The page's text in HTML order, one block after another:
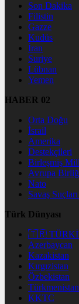
Son Dakika
Filistin
Gazze
Kudüs
İran
Suriye
Lübnan
Yemen
HABER 02
Orta Doğu
İsrail
Amerika
Destekçileri
Birleşmiş
Avrupa
Nato
Savaş
Türk Dünyası
🇹🇷
Azerbaycan
Kazakistan
Kırgızistan
Özbekistan
Türkmenistan
KKTC